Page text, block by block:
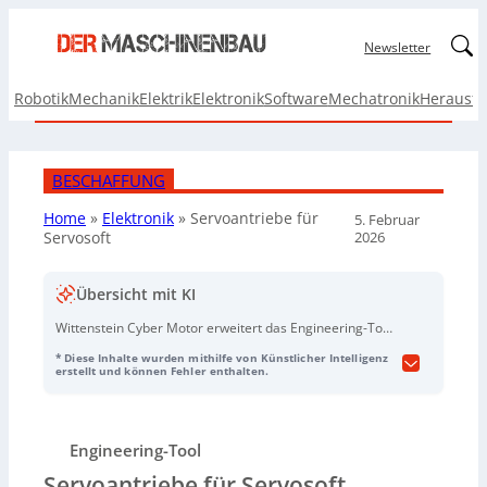
Newsletter
RobotikMechanikElektrikElektronikSoftwareMechatronik
BESCHAFFUNG
Home » Elektronik » Servoantriebe für
Servosoft
5. Februar
2026
Übersicht mit KI
Wittenstein Cyber Motor erweitert das Engineering-Tool
schnell, effizient und valid modellieren, berechnen und
technischen Daten der Standardservoantriebe in
verfügbar, ergänzend zu bereits integrierten
* Diese Inhalte wurden mithilfe von Künstlicher Intelligenz
erstellt und können Fehler enthalten.
Engineering-Tool